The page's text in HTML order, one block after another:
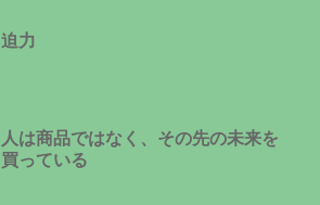
迫力
人は商品ではなく、その先の未来を
買っている